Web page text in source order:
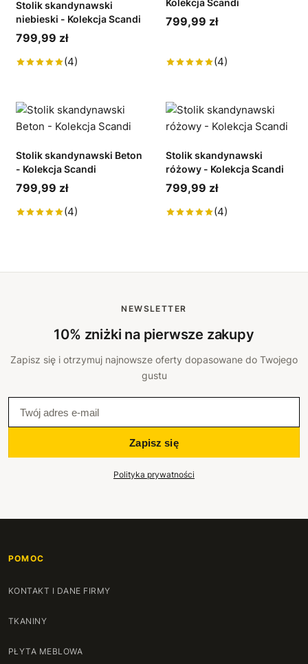
Stolik skandynawski
niebieski - Kolekcja Scandi
799,99 zł
(4)
Kolekcja Scandi
799,99 zł
(4)
Stolik skandynawski Beton
- Kolekcja Scandi
799,99 zł
(4)
Stolik skandynawski
różowy - Kolekcja Scandi
799,99 zł
(4)
NEWSLETTER
10% zniżki na pierwsze zakupy
Zapisz się i otrzymuj najnowsze oferty dopasowane do Twojego
gustu
Zapisz się
Polityka prywatności
POMOC
KONTAKT I DANE FIRMY
TKANINY
PŁYTA MEBLOWA